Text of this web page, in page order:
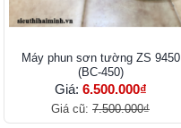
Máy phun sơn tường ZS 9450
(BC-450)
Giá: 6.500.000₫
Giá cũ: 7.500.000₫